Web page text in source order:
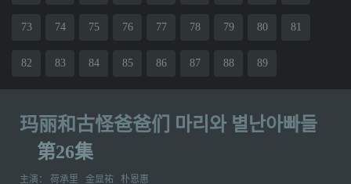
73 74 75 76 77 78 79 80 81
82 83 84 85 86 87 88 89
玛丽和古怪爸爸们 마리와 별난아빠들
第26集
主演： 荷承里 金显祐 朴恩惠